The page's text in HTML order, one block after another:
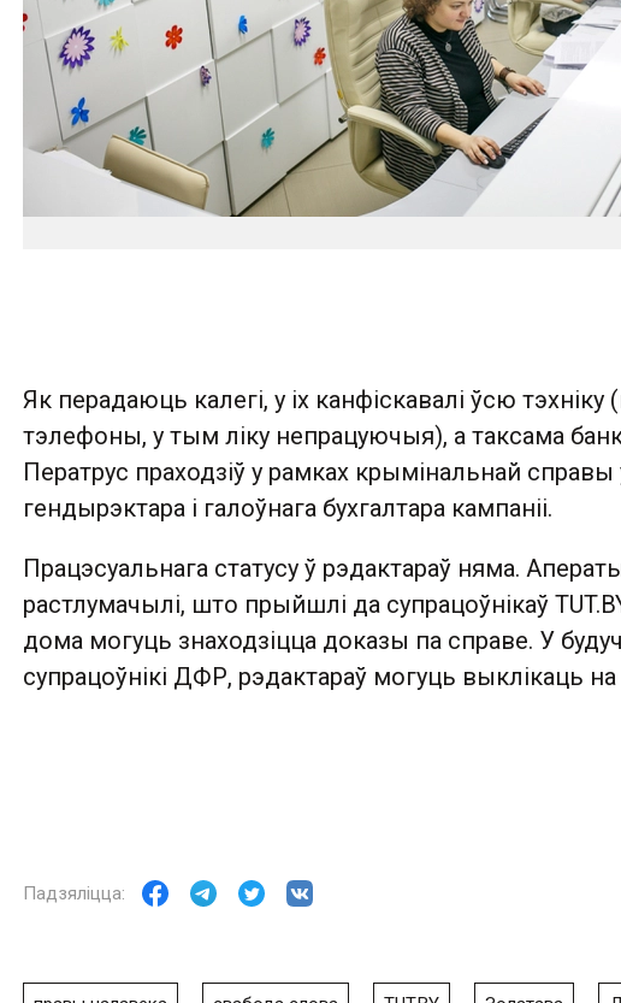
Як перадаюць калегі, у іх канфіскавалі ўсю тэхніку
тэлефоны, у тым ліку непрацуючыя), а таксама
Ператрус праходзіў у рамках крымінальнай
гендырэктара і галоўнага бухгалтара кампаніі.
Працэсуальнага статусу ў рэдактараў няма.
растлумачылі, што прыйшлі да супрацоўнікаў
дома могуць знаходзіцца доказы па справе. У
супрацоўнікі ДФР, рэдактараў могуць выклікаць